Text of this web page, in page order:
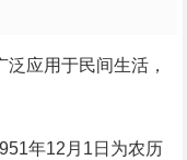
应用于民间生活，
年12月1日为农历